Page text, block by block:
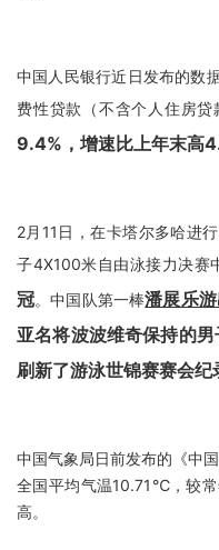
中国人民银行近日发布的数
费性贷款（不含个人住房贷
9.4%，增速比上年末高
2月11日，在卡塔尔多哈进
子4X100米自由泳接力决赛
冠。中国队第一棒潘展乐
亚名将波波维奇保持的
刷新了游泳世锦赛赛会纪
中国气象局日前发布的《中
全国平均气温10.71℃，较
高。